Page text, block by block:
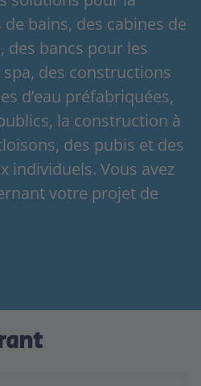
bains, des cabines de
des bancs pour les
des constructions
d’eau préfabriquées,
la construction à
des pubis et des
individuels. Vous avez
votre projet de